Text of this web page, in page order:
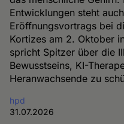
Entwicklungen steht
Eröffnungsvortrags bei
Kortizes am 2. Oktober
spricht Spitzer über die
Bewusstseins, KI-
Heranwachsende zu
hpd
31.07.2026